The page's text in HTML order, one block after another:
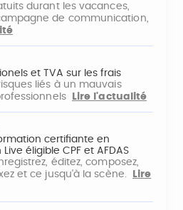
durant les vacances,
de communication,
et TVA sur les frais
liés à un mauvais
Lire l'actualité
certifiante en
éligible CPF et AFDAS
éditez, composez,
et ce jusqu'à la scène.
Lire